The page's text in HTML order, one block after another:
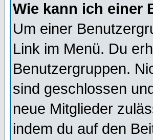
Wie kann ich einer
Um einer
Link im Menü. Du
Benutzergruppen.
sind geschlossen
neue Mitglieder
indem du auf den